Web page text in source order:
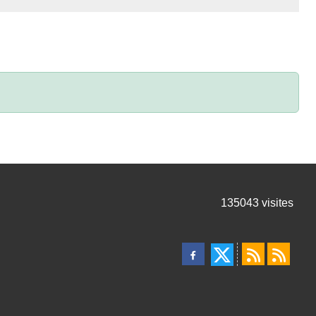
135043 visites